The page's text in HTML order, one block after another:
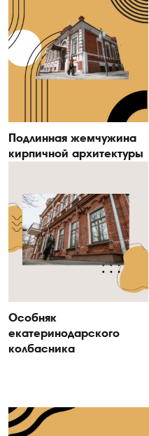
Подлинная жемчужина
кирпичной архитектуры
Особняк
екатеринодарского
колбасника